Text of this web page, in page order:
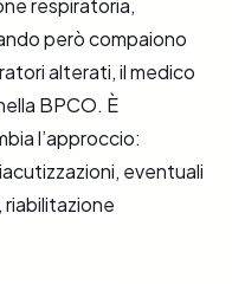
respiratoria,
però compaiono
alterati, il medico
BPCO. È
l’approccio:
eventuali
riabilitazione